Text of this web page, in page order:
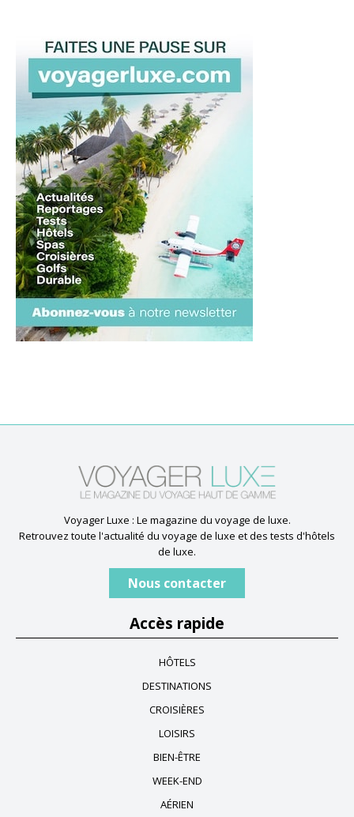
Voyager Luxe : Le magazine du voyage de luxe.
Retrouvez toute l'actualité du voyage de luxe et des tests d'hôtels
de luxe.
Nous contacter
Accès rapide
HÔTELS
DESTINATIONS
CROISIÈRES
LOISIRS
BIEN-ÊTRE
WEEK-END
AÉRIEN